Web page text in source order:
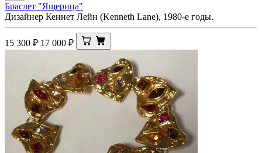
Браслет "Ящерица"
Дизайнер Кеннет Лейн (Kenneth Lane), 1980-е годы.
15 300 ₽ 17 000 ₽